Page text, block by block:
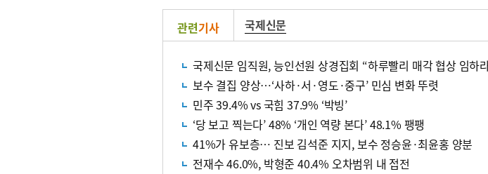
관련기사 국제신문
국제신문 임직원, 능인선원 상경집회 “하루빨리 매각 협상 임하
보수 결집 양상…‘사하·서·영도·중구’ 민심 변화 뚜렷
민주 39.4% vs 국힘 37.9% ‘박빙’
‘당 보고 찍는다’ 48% ‘개인 역량 본다’ 48.1% 팽팽
41%가 유보층… 진보 김석준 지지, 보수 정승윤·최윤홍 양분
전재수 46.0%, 박형준 40.4% 오차범위 내 접전